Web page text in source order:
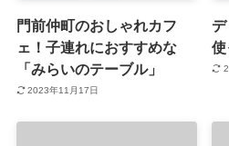
門前仲町のおしゃれカフ
ェ！子連れにおすすめな
「みらいのテーブル」
2023年11月17日
使